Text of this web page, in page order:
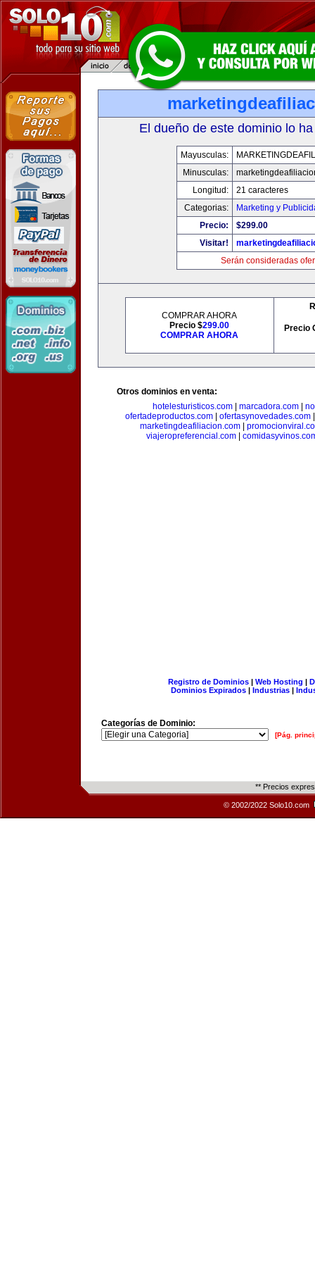
El dueño de este dominio lo
Mayusculas:
Minusculas:
Longitud:
21 caracteres
Categorias:
Marketing y
Precio:
$299.00
Visitar!
Serán consideradas
COMPRAR AHORA
Precio $299.00
COMPRAR AHORA
Precio
Otros dominios en venta:
hotelesturisticos.com
marcadora.com
ofertadeproductos.com| ofertasynovedades.com
marketingdeafiliacion.com|
viajeropreferencial.com
Registro de Dominios| Web Hosting |
Dominios Expirados | Industrias |
Categorías de Dominio:
[Pág.
** Precios
© 2002/2022 Solo10.com